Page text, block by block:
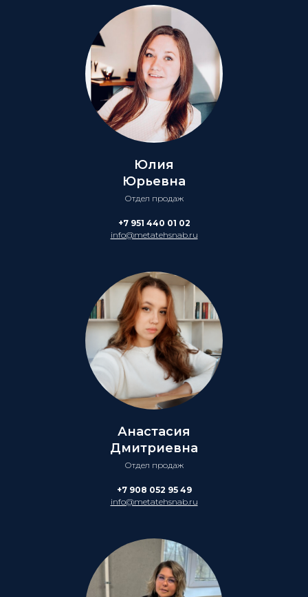
Юлия
Юрьевна
Отдел продаж
+7 951 440 01 02
info@metatehsnab.ru
Анастасия
Дмитриевна
Отдел продаж
+7 908 052 95 49
info@metatehsnab.ru